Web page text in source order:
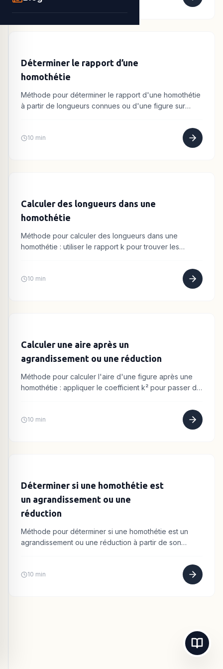
Déterminer le rapport d’une
homothétie
Méthode pour déterminer le rapport d'une homothétie
à partir de longueurs connues ou d'une figure sur
10 min
Calculer des longueurs dans une
homothétie
Méthode pour calculer des longueurs dans une
homothétie : utiliser le rapport k pour trouver les
10 min
Calculer une aire après un
agrandissement ou une réduction
Méthode pour calculer l'aire d'une figure après une
homothétie : appliquer le coefficient k² pour passer de
10 min
Déterminer si une homothétie est
un agrandissement ou une
réduction
Méthode pour déterminer si une homothétie est un
agrandissement ou une réduction à partir de son
10 min